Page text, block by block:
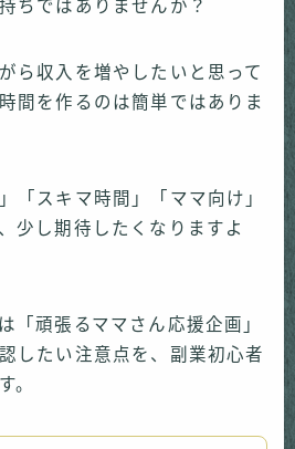
ちではありませんか？
ら収入を増やしたいと思って
間を作るのは簡単ではありま
「スキマ時間」「ママ向け」
少し期待したくなりますよ
「頑張るママさん応援企画」
したい注意点を、副業初心者
。